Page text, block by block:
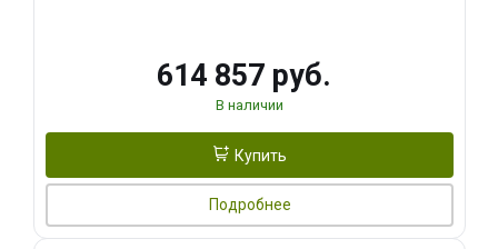
614 857 руб.
В наличии
Купить
Подробнее